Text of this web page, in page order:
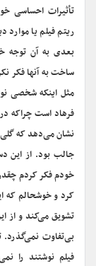
تأثیرات احساسی
ریتم فیلم یا موارد
بعدی به آن توجه
ساخت به آنها فکر
مثل اینکه شخصی
فرهاد است چراکه
نشان می‌دهد که گلی
جالب بود. از این
خودم فکر کردم
کرد و خوشحالم که
تشویق می‌کند و از
بی‌تفاوت نمی‌گذرد.
فیلم نوشتند را